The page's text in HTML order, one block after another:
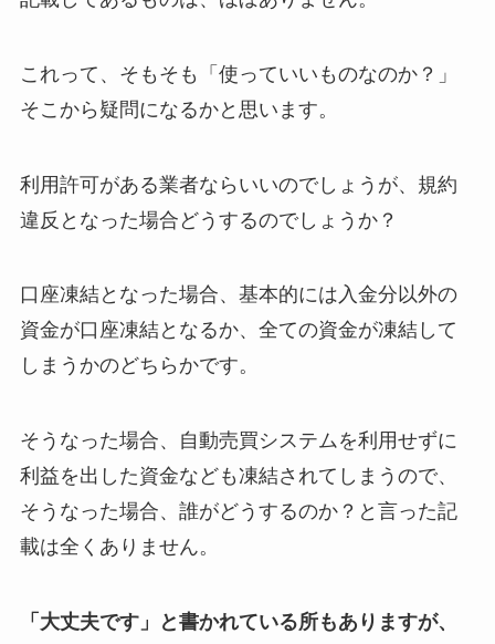
これって、そもそも
「使っていいものなのか？」
そこから疑問になるかと思います。
利用許可がある業者ならいいのでしょうが、規約
違反となった場合どうするのでしょうか？
口座凍結となった場合、基本的には入金分以外の
資金が口座凍結となるか、全ての資金が凍結して
しまうかのどちらかです。
そうなった場合、自動売買システムを利用せずに
利益を出した資金なども凍結されてしまうので、
そうなった場合、誰がどうするのか？と言った記
載は全くありません。
「大丈夫です」と書かれている所もありますが、